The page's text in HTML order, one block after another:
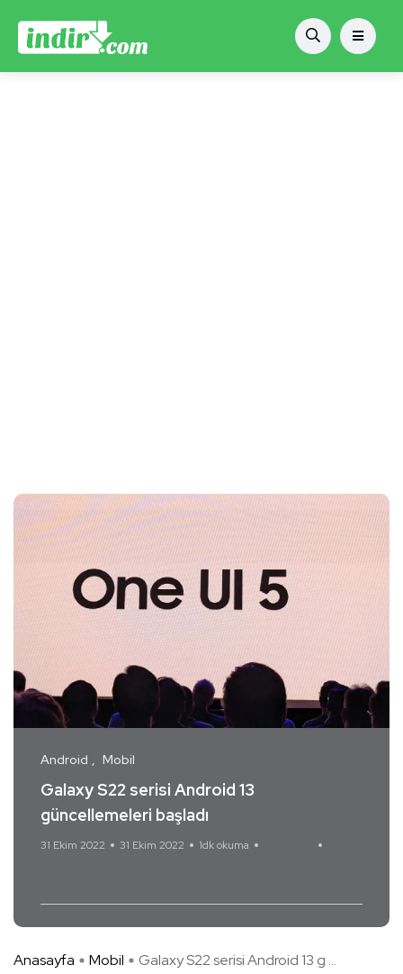
Android Mobil
Galaxy S22 serisi Android 13
güncellemeleri başladı
31 Ekim 2022 31 Ekim 2022 1dk okuma
Anasayfa Mobil Galaxy S22 serisi Android 13 g ...